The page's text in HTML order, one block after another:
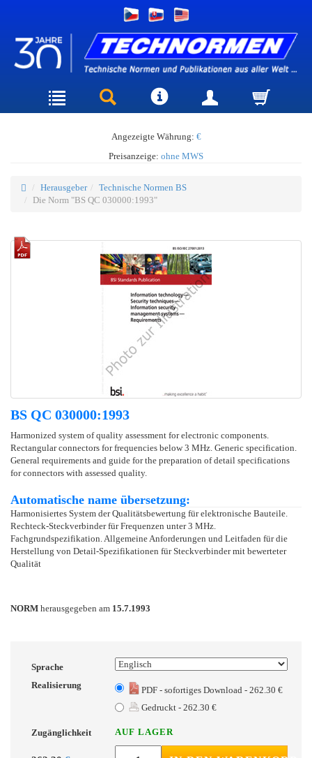
Angezeigte Währung: €
Preisanzeige: ohne MWS
Herausgeber
Technische Normen BS
Die Norm "BS QC 030000:1993"
BS QC 030000:1993
Harmonized system of quality assessment for electronic components.
Rectangular connectors for frequencies below 3 MHz. Generic specification.
General requirements and guide for the preparation of detail specifications
for connectors with assessed quality.
Automatische name übersetzung:
Harmonisiertes System der Qualitätsbewertung für elektronische Bauteile.
Rechteck-Steckverbinder für Frequenzen unter 3 MHz.
Fachgrundspezifikation. Allgemeine Anforderungen und Leitfaden für die
Herstellung von Detail-Spezifikationen für Steckverbinder mit bewerteter
Qualität
NORM herausgegeben am 15.7.1993
Sprache
Realisierung
PDF - sofortiges Download - 262.30 €
Gedruckt - 262.30 €
Zugänglichkeit AUF LAGER